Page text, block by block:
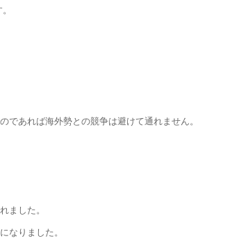
あれば海外勢との競争は避けて通れません。
ました。
なりました。